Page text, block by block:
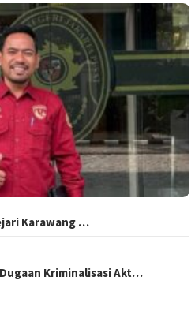
Karawang …
Dugaan Kriminalisasi Akt…